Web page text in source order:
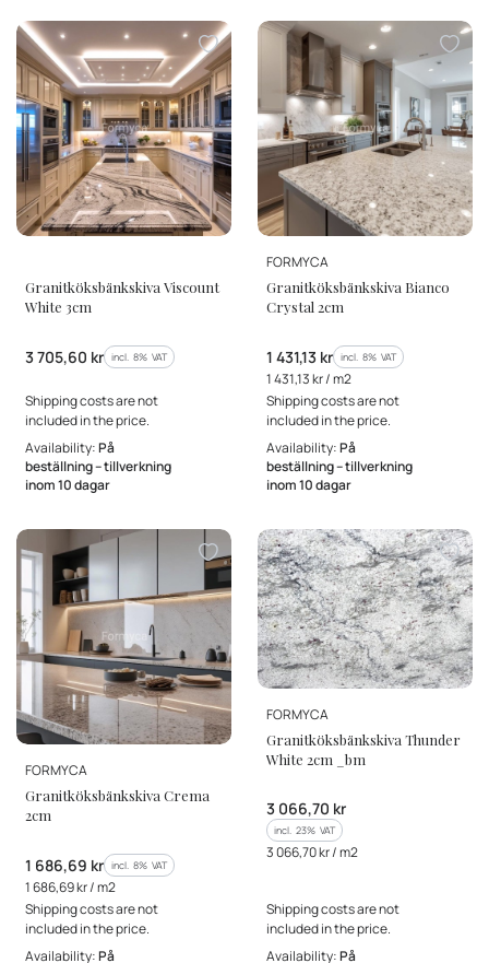
Granitköksbänkskiva Viscount
White 3cm
Gross price
3 705,60 kr incl. %s VAT
incl. 8% VAT
Shipping costs are not
included in the price.
Availability:På
beställning – tillverkning
inom 10 dagar
MANUFACTURER
FORMYCA
Granitköksbänkskiva Bianco
Crystal 2cm
Gross price
1 431,13 kr incl. %s VAT
incl. 8% VAT
Gross unit price
1 431,13 kr / m2
Shipping costs are not
included in the price.
Availability:På
beställning – tillverkning
inom 10 dagar
MANUFACTURER
FORMYCA
Granitköksbänkskiva Crema
2cm
Gross price
1 686,69 kr incl. %s VAT
incl. 8% VAT
Gross unit price
1 686,69 kr / m2
Shipping costs are not
included in the price.
Availability:På
MANUFACTURER
FORMYCA
Granitköksbänkskiva Thunder
White 2cm _bm
Gross price
3 066,70 kr
incl. %s VAT
incl. 23% VAT
Gross unit price
3 066,70 kr / m2
Shipping costs are not
included in the price.
Availability:På